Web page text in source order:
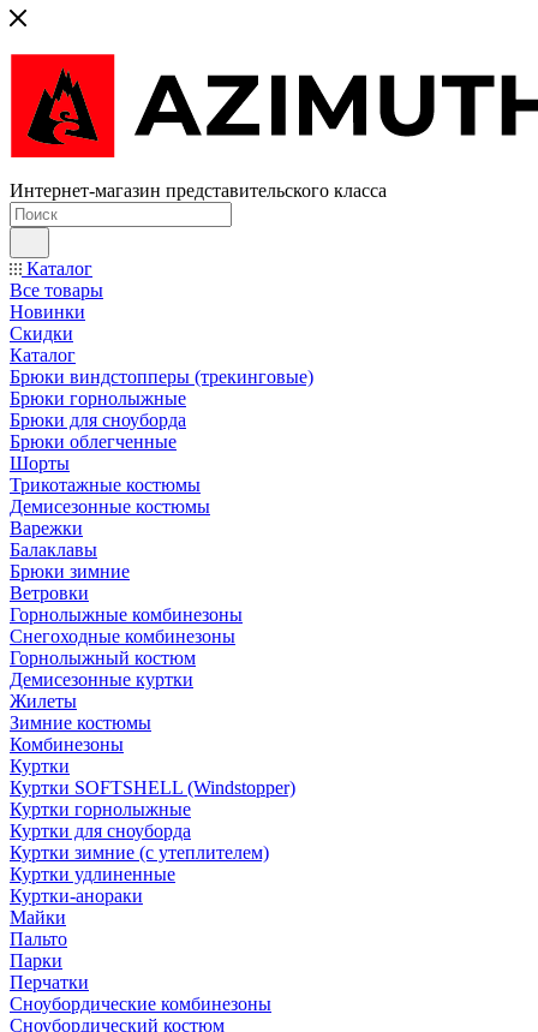
Интернет-магазин представительского класса
Каталог
Все товары
Новинки
Скидки
Каталог
Брюки виндстопперы (трекинговые)
Брюки горнолыжные
Брюки для сноуборда
Брюки облегченные
Шорты
Трикотажные костюмы
Демисезонные костюмы
Варежки
Балаклавы
Брюки зимние
Ветровки
Горнолыжные комбинезоны
Снегоходные комбинезоны
Горнолыжный костюм
Демисезонные куртки
Жилеты
Зимние костюмы
Комбинезоны
Куртки
Куртки SOFTSHELL (Windstopper)
Куртки горнолыжные
Куртки для сноуборда
Куртки зимние (с утеплителем)
Куртки удлиненные
Куртки-анораки
Майки
Пальто
Парки
Перчатки
Сноубордические комбинезоны
Сноубордический костюм